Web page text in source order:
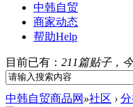
中韩自贸
商家动态
帮助Help
目前已有： 211篇贴子，
中韩自贸商品网 »社区 ›